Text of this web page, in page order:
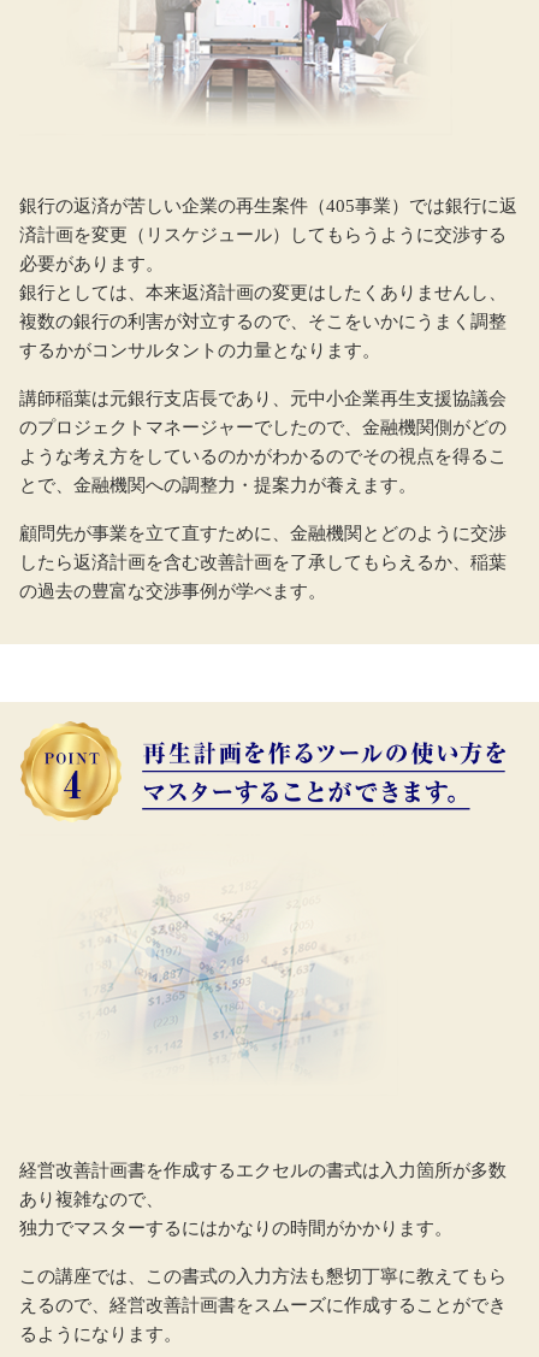
銀行の返済が苦しい企業の再生案件（405事業）では銀行に返
済計画を変更（リスケジュール）してもらうように交渉する
必要があります。
銀行としては、本来返済計画の変更はしたくありませんし、
複数の銀行の利害が対立するので、そこをいかにうまく調整
するかがコンサルタントの力量となります。
講師稲葉は元銀行支店長であり、元中小企業再生支援協議会
のプロジェクトマネージャーでしたので、金融機関側がどの
ような考え方をしているのかがわかるのでその視点を得るこ
とで、金融機関への調整力・提案力が養えます。
顧問先が事業を立て直すために、金融機関とどのように交渉
したら返済計画を含む改善計画を了承してもらえるか、稲葉
の過去の豊富な交渉事例が学べます。
経営改善計画書を作成するエクセルの書式は入力箇所が多数
あり複雑なので、
独力でマスターするにはかなりの時間がかかります。
この講座では、この書式の入力方法も懇切丁寧に教えてもら
えるので、経営改善計画書をスムーズに作成することができ
るようになります。